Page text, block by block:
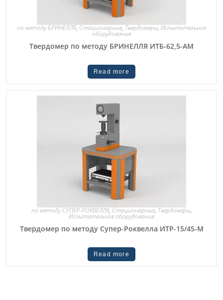
по методу БРИНЕЛЛЯ,Стационарные,Твердомеры,Испытательное
оборудование
Твердомер по методу БРИНЕЛЛЯ ИТБ-62,5-АМ
Read more
по методу СУПЕР-РОКВЕЛЛА,Стационарные,Твердомеры,
Испытательное оборудование
Твердомер по методу Супер-Роквелла ИТР-15/45-М
Read more